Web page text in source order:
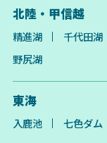
北陸・甲信越
精進湖 千代田湖
野尻湖
東海
入鹿池 七色ダム